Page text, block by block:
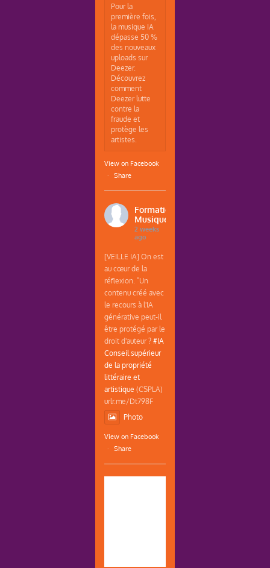
Pour la
première fois,
la musique IA
dépasse 50 %
des nouveaux
uploads sur
Deezer.
Découvrez
comment
Deezer lutte
contre la
fraude et
protège les
artistes.
View on Facebook
·
Share
Formations
Musique
2 weeks
ago
[VEILLE IA] On est
au cœur de la
réflexion. "Un
contenu créé avec
le recours à l'IA
générative peut-il
être protégé par le
droit d'auteur ?#IA
Conseil supérieur
de la propriété
littéraire et
artistique (CSPLA)
urlr.me/Dt798F
Photo
View on Facebook
·
Share